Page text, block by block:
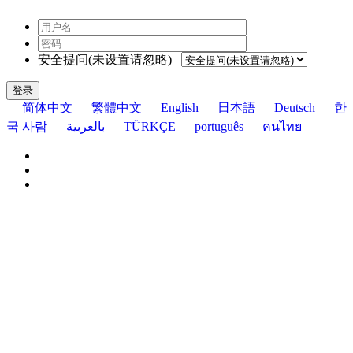
安全提问(未设置请忽略)
登录
简体中文 繁體中文 English 日本語 Deutsch
한
국 사람
بالعربية TÜRKÇE português คนไทย